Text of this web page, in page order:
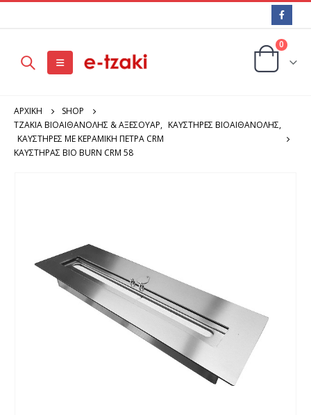
0
ΑΡΧΙΚΉ
SHOP
ΤΖΑΚΙΑ ΒΙΟΑΙΘΑΝΟΛΗΣ & ΑΞΕΣΟΥΑΡ, ΚΑΥΣΤΗΡΕΣ ΒΙΟΑΙΘΑΝΟΛΗΣ,
ΚΑΥΣΤΗΡΕΣ ΜΕ ΚΕΡΑΜΙΚΗ ΠΕΤΡΑ CRM
ΚΑΥΣΤΉΡΑΣ BIO BURN CRM 58